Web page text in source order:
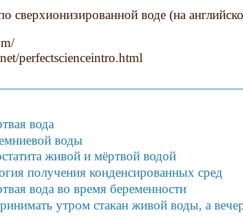
сверхионизированной воде (на
perfectscienceintro.html
вода
воды
живой и мёртвой водой
получения конденсированных сред
вода во время беременности
утром стакан живой воды, а